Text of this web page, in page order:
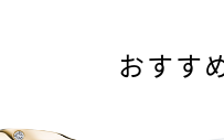
おすす